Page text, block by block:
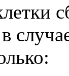
в